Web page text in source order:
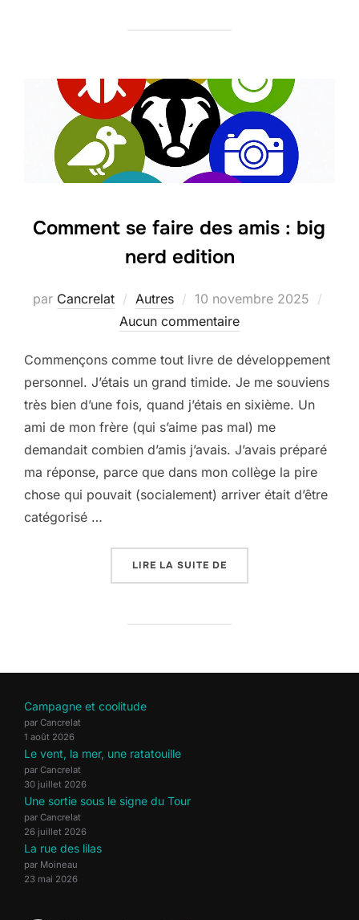
Comment se faire des amis : big
nerd edition
par Cancrelat Autres
Publié
le
10 novembre 2025
Aucun commentaire
Commençons comme tout livre de développement
personnel. J’étais un grand timide. Je me souviens
très bien d’une fois, quand j’étais en sixième. Un
ami de mon frère (qui s’aime pas mal) me
demandait combien d’amis j’avais. J’avais préparé
ma réponse, parce que dans mon collège la pire
chose qui pouvait (socialement) arriver était d’être
catégorisé …
LIRE LA SUITE DE
Campagne et coolitude
par Cancrelat
1 août 2026
Le vent, la mer, une ratatouille
par Cancrelat
30 juillet 2026
Une sortie sous le signe du Tour
par Cancrelat
26 juillet 2026
La rue des lilas
par Moineau
23 mai 2026